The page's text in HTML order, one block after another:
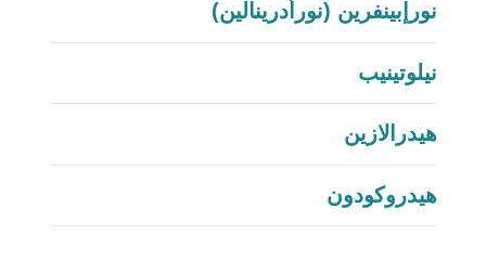
نورإبينفرين (نورأدرينالين)
نيلوتينيب
هيدرالازين
هيدروكودون